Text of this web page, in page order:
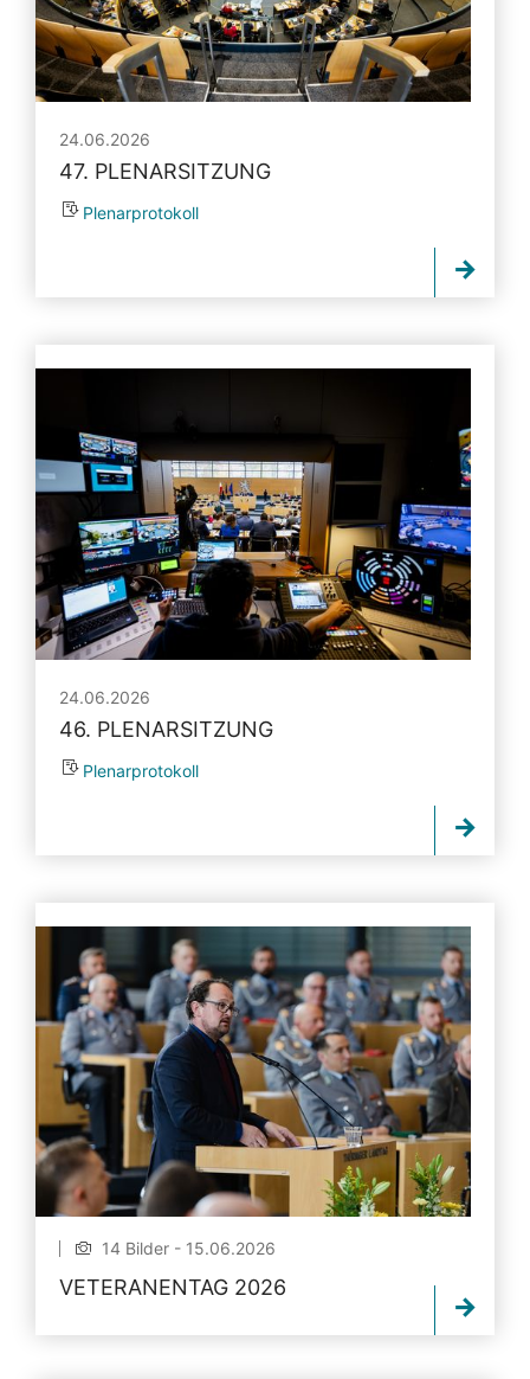
24.06.2026
47. PLENARSITZUNG
Plenarprotokoll
24.06.2026
46. PLENARSITZUNG
Plenarprotokoll
14 Bilder - 15.06.2026
VETERANENTAG 2026